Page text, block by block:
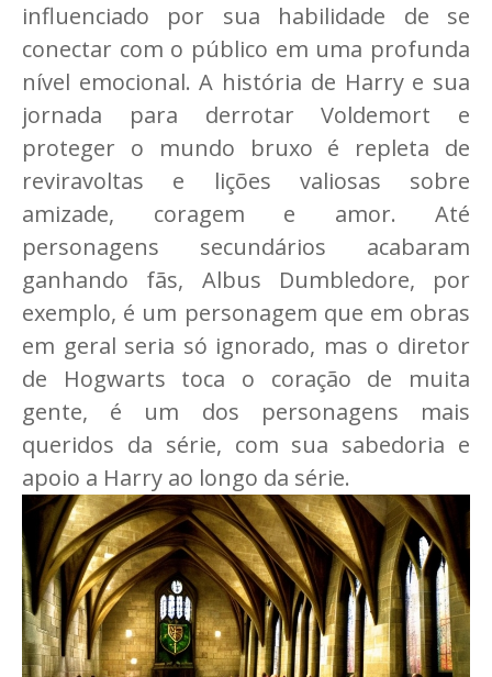
influenciado por sua habilidade de se
conectar com o público em uma profunda
nível emocional. A história de Harry e sua
jornada para derrotar Voldemort e
proteger o mundo bruxo é repleta de
reviravoltas e lições valiosas sobre
amizade, coragem e amor. Até
personagens secundários acabaram
ganhando fãs, Albus Dumbledore, por
exemplo, é um personagem que em obras
em geral seria só ignorado, mas o diretor
de Hogwarts toca o coração de muita
gente, é um dos personagens mais
queridos da série, com sua sabedoria e
apoio a Harry ao longo da série.